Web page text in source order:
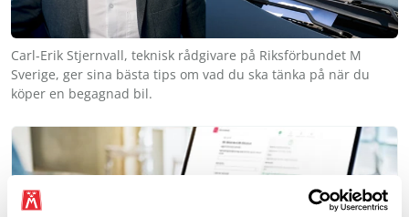
Carl-Erik Stjernvall, teknisk rådgivare på Riksförbundet M
Sverige, ger sina bästa tips om vad du ska tänka på när du
köper en begagnad bil.